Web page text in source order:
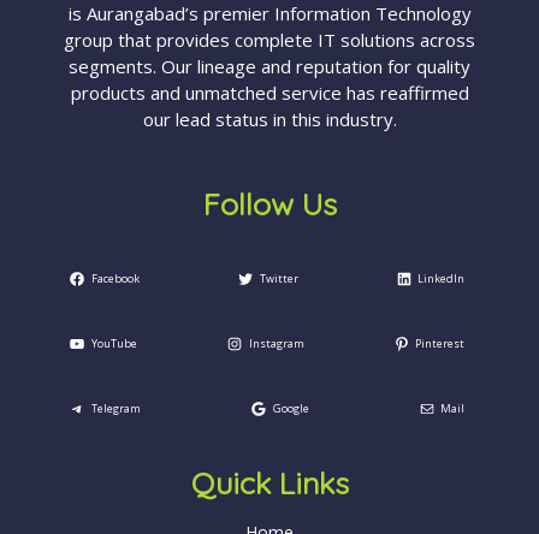
is Aurangabad’s premier Information Technology
group that provides complete IT solutions across
segments. Our lineage and reputation for quality
products and unmatched service has reaffirmed
our lead status in this industry.
Follow Us
Facebook Twitter LinkedIn
YouTube Instagram Pinterest
Telegram Google Mail
Quick Links